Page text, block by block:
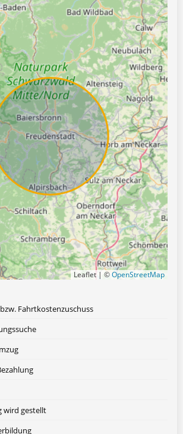
Leaflet | ©OpenStreetMap
Fahrtkostenzuschuss
wird gestellt